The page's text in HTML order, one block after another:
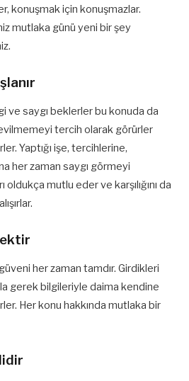
konuşmak için konuşmazlar.
mutlaka günü yeni bir şey
ve saygı beklerler bu konuda da
tercih olarak görürler
Yaptığı işe, tercihlerine,
her zaman saygı görmeyi
mutlu eder ve karşılığını da
her zaman tamdır. Girdikleri
gerek bilgileriyle daima kendine
Her konu hakkında mutlaka bir